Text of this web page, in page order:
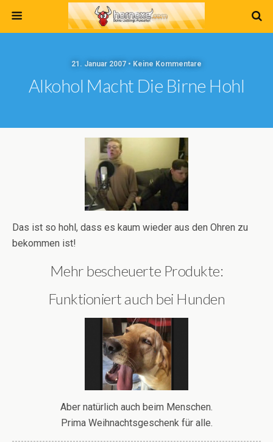
21. Januar 2007 • Keine Kommentare
Alkohol Macht Die Birne Hohl
Das ist so hohl, dass es kaum wieder aus den Ohren zu
bekommen ist!
Mehr bescheuerte Produkte:
Funktioniert auch bei Hunden
Aber natürlich auch beim Menschen.
Prima Weihnachtsgeschenk für alle.